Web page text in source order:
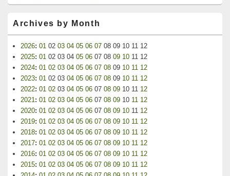
Archives by Month
2026: 01 02 03 04 05 06 07 08 09 10 11 12
2025: 01 02 03 04 05 06 07 08 09 10 11 12
2024: 01 02 03 04 05 06 07 08 09 10 11 12
2023: 01 02 03 04 05 06 07 08 09 10 11 12
2022: 01 02 03 04 05 06 07 08 09 10 11 12
2021: 01 02 03 04 05 06 07 08 09 10 11 12
2020: 01 02 03 04 05 06 07 08 09 10 11 12
2019: 01 02 03 04 05 06 07 08 09 10 11 12
2018: 01 02 03 04 05 06 07 08 09 10 11 12
2017: 01 02 03 04 05 06 07 08 09 10 11 12
2016: 01 02 03 04 05 06 07 08 09 10 11 12
2015: 01 02 03 04 05 06 07 08 09 10 11 12